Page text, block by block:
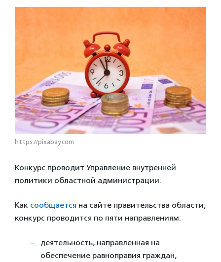
https://pixabay.com
Конкурс проводит Управление внутренней
политики областной администрации.
Как сообщается на сайте правительства области,
конкурс проводится по пяти направлениям:
деятельность, направленная на
обеспечение равноправия граждан,